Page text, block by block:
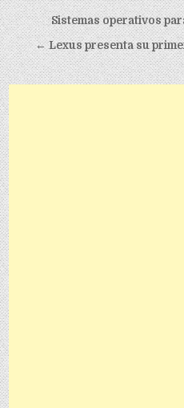
Post navigation
Sistemas operativos
← Lexus presenta su